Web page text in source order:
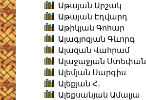
Աթայան Արշակ
Աթայան Էդվարդ
Աթիկյան Գոհար
Ալագյոզյան Գևորգ
Ալազան Վահրամ
Ալաջաջյան Ստեփան
Ալեմյան Սարգիս
Ալեքյան Հ․
Ալեքսանյան Ամալյա